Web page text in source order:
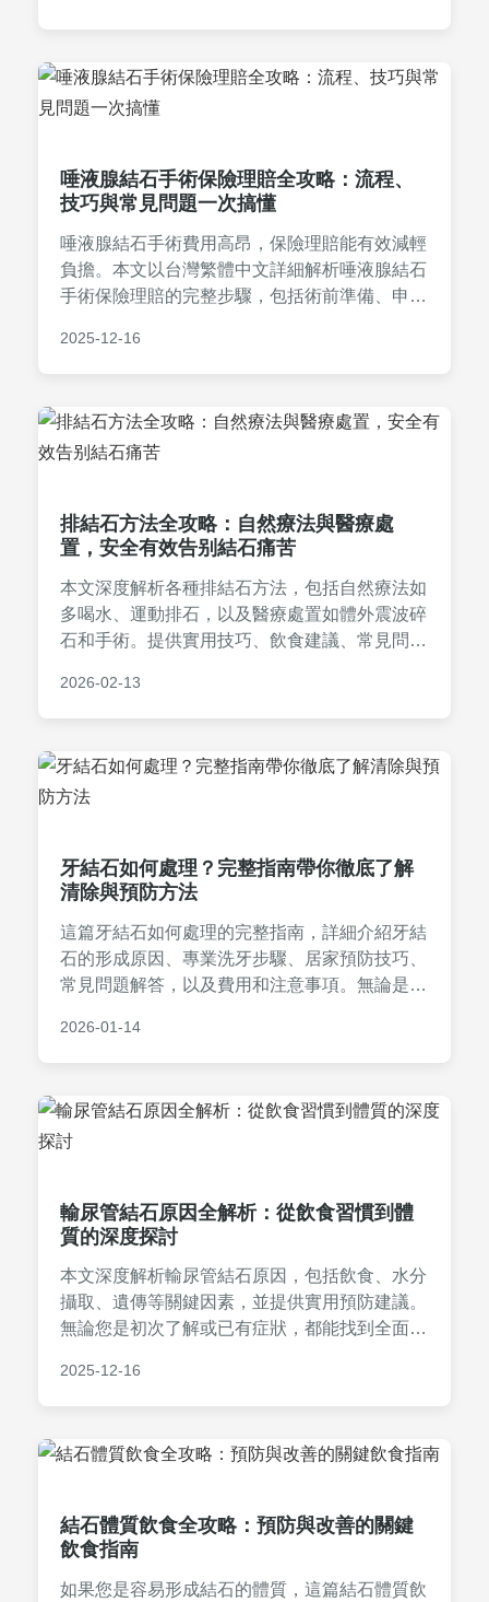
基於醫學知識和個人經驗，實用性強。
唾液腺結石手術保險理賠全攻略：流程、
技巧與常見問題一次搞懂
唾液腺結石手術費用高昂，保險理賠能有效減輕
負擔。本文以台灣繁體中文詳細解析唾液腺結石
手術保險理賠的完整步驟，包括術前準備、申請
驗，幫助您從申請到撥款順利過關。無論是保險
新手或有經驗者，都能獲得實用指南。
2025-12-16
排結石方法全攻略：自然療法與醫療處
置，安全有效告别結石痛苦
本文深度解析各種排結石方法，包括自然療法如
多喝水、運動排石，以及醫療處置如體外震波碎
石和手術。提供實用技巧、飲食建議、常見問
避免復發。內容基於專業知識和個人經驗，確保
安全有效。
2026-02-13
牙結石如何處理？完整指南帶你徹底了解
清除與預防方法
這篇牙結石如何處理的完整指南，詳細介紹牙結
石的形成原因、專業洗牙步驟、居家預防技巧、
常見問題解答，以及費用和注意事項。無論是想
訊，幫助您維護口腔健康，避免牙周病等問題。
2026-01-14
輸尿管結石原因全解析：從飲食習慣到體
質的深度探討
本文深度解析輸尿管結石原因，包括飲食、水分
攝取、遺傳等關鍵因素，並提供實用預防建議。
無論您是初次了解或已有症狀，都能找到全面解
2025-12-16
結石體質飲食全攻略：預防與改善的關鍵
飲食指南
如果您是容易形成結石的體質，這篇結石體質飲